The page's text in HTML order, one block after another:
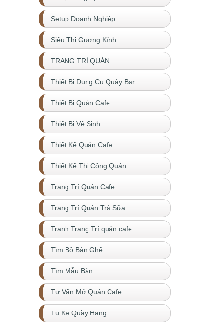
Setup Doanh Nghiệp
Siêu Thị Gương Kính
TRANG TRÍ QUÁN
Thiết Bị Dụng Cụ Quày Bar
Thiết Bị Quán Cafe
Thiết Bị Vệ Sinh
Thiết Kế Quán Cafe
Thiết Kế Thi Công Quán
Trang Trí Quán Cafe
Trang Trí Quán Trà Sữa
Tranh Trang Trí quán cafe
Tìm Bộ Bàn Ghế
Tìm Mẫu Bàn
Tư Vấn Mở Quán Cafe
Tủ Kệ Quầy Hàng